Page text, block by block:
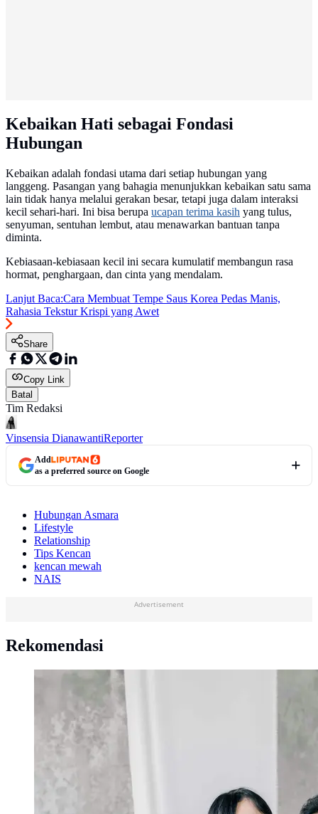
Kebaikan Hati sebagai Fondasi
Hubungan
Kebaikan adalah fondasi utama dari setiap hubungan yang
langgeng. Pasangan yang bahagia menunjukkan kebaikan satu sama
lain tidak hanya melalui gerakan besar, tetapi juga dalam interaksi
kecil sehari-hari. Ini bisa berupa ucapan terima kasih yang tulus,
senyuman, sentuhan lembut, atau menawarkan bantuan tanpa
diminta.
Kebiasaan-kebiasaan kecil ini secara kumulatif membangun rasa
hormat, penghargaan, dan cinta yang mendalam.
Lanjut Baca:Cara Membuat Tempe Saus Korea Pedas Manis,
Rahasia Tekstur Krispi yang Awet
Share
Copy Link
Batal
Tim Redaksi
Vinsensia DianawantiReporter
Add
as a preferred source on Google
Hubungan Asmara
Lifestyle
Relationship
Tips Kencan
kencan mewah
NAIS
Advertisement
Rekomendasi